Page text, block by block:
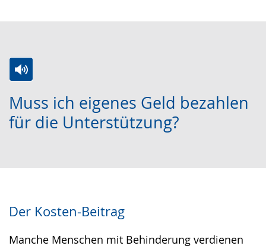
Leichten
Sprache
Audio-
Unterstützung.
Video
in
Muss ich eigenes Geld bezahlen
für die Unterstützung?
Der Kosten-Beitrag
Manche Menschen mit Behinderung verdienen